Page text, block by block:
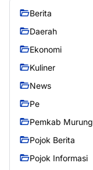
Berita
Daerah
Ekonomi
Kuliner
News
Pe
Pemkab Murung
Pojok Berita
Pojok Informasi